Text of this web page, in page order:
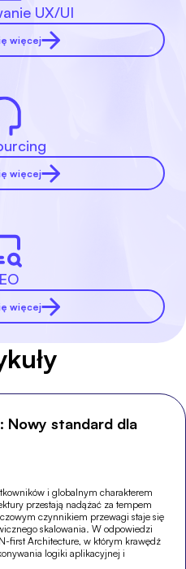
UX/UI
więcej
więcej
więcej
Nowy standard dla
i globalnym charakterem
przestają nadążać za tempem
czynnikiem przewagi staje się
skalowania. W odpowiedzi
first Architecture, w którym krawędź
logiki aplikacyjnej i